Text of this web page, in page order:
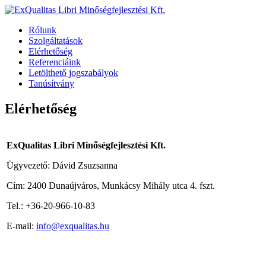
Rólunk
Szolgáltatások
Elérhetőség
Referenciáink
Letölthető jogszabályok
Tanúsítvány
Elérhetőség
ExQualitas Libri Minőségfejlesztési Kft.
Ügyvezető: Dávid Zsuzsanna
Cím: 2400 Dunaújváros, Munkácsy Mihály utca 4. fszt.
Tel.: +36-20-966-10-83
E-mail: info@exqualitas.hu